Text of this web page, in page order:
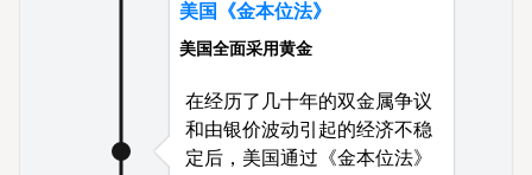
金本位制。
美国《金本位法》
美国全面采用黄金
在经历了几十年的双金属争议
和由银价波动引起的经济不稳
定后，美国通过《金本位法》